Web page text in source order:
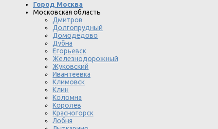
Город Москва
Московская область
Дмитров
Долгопрудный
Домодедово
Дубна
Егорьевск
Железнодорожный
Жуковский
Ивантеевка
Климовск
Клин
Коломна
Королев
Красногорск
Лобня